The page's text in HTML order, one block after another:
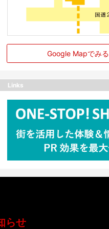
Google Mapでみる
Links
らせ